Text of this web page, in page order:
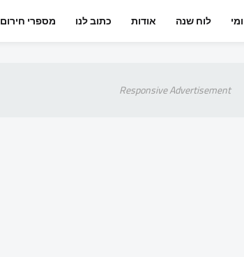
לוח שנה אודות כתוב לנו מספרי חירום
Responsive Advertisement